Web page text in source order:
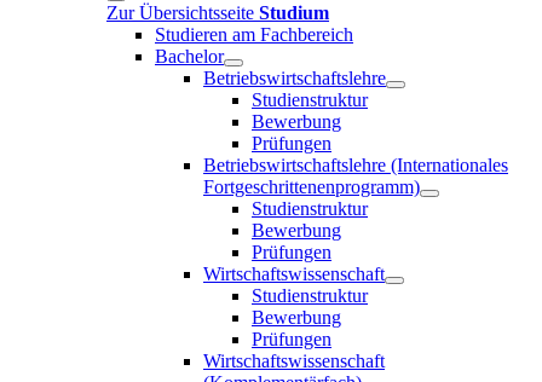
Zur Übersichtsseite Studium
Studieren am Fachbereich
Bachelor
Betriebswirtschaftslehre
Studienstruktur
Bewerbung
Prüfungen
Betriebswirtschaftslehre (Internationales
Fortgeschrittenenprogramm)
Studienstruktur
Bewerbung
Prüfungen
Wirtschaftswissenschaft
Studienstruktur
Bewerbung
Prüfungen
Wirtschaftswissenschaft